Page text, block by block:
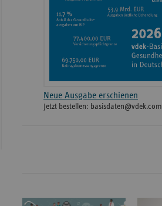
Neue Ausgabe erschienen
Jetzt bestellen: basisdaten@vdek.com